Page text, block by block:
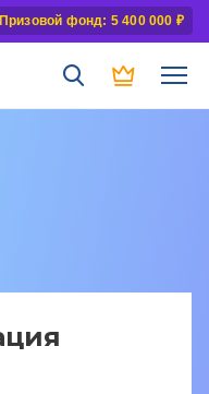
Призовой фонд: 5 400 000 ₽